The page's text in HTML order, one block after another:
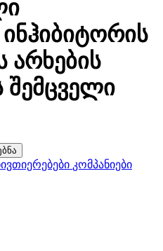
არხების
კომპანიები